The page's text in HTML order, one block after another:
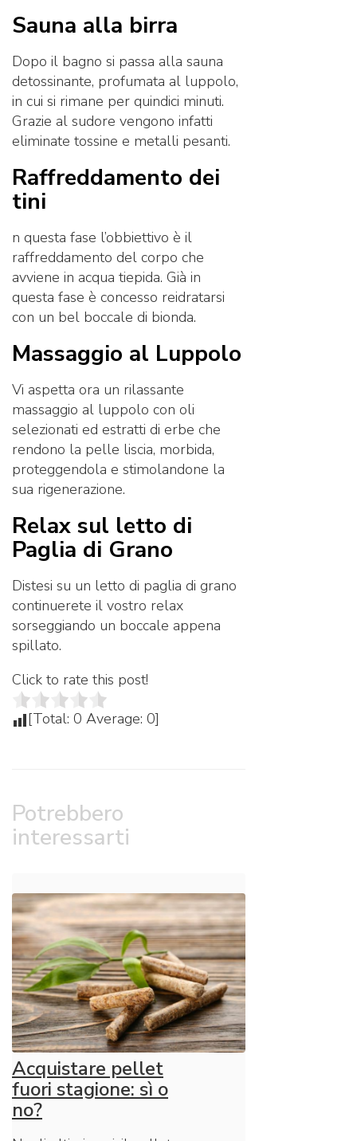
Sauna alla birra
Dopo il bagno si passa alla sauna
detossinante, profumata al luppolo,
in cui si rimane per quindici minuti.
Grazie al sudore vengono infatti
eliminate tossine e metalli pesanti.
Raffreddamento dei
tini
n questa fase l’obbiettivo è il
raffreddamento del corpo che
avviene in acqua tiepida. Già in
questa fase è concesso reidratarsi
con un bel boccale di bionda.
Massaggio al Luppolo
Vi aspetta ora un rilassante
massaggio al luppolo con oli
selezionati ed estratti di erbe che
rendono la pelle liscia, morbida,
proteggendola e stimolandone la
sua rigenerazione.
Relax sul letto di
Paglia di Grano
Distesi su un letto di paglia di grano
continuerete il vostro relax
sorseggiando un boccale appena
spillato.
Click to rate this post!
[Total: 0 Average: 0]
Potrebbero
interessarti
Acquistare pellet
fuori stagione: sì o
no?